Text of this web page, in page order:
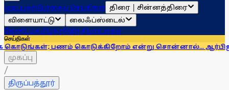
முகப்புதற்போதைய செய்திகள் திரை | சின்னத்திரை
விளையாட்டு
லைஃப்ஸ்டைல்
ஜோதிடம்தமிழ்நாடுஇந்தியாஉலகம்
செய்திகள்
பணம் கொடுக்கிறோம் என்று சொன்னால்... ஆர்பிஐ
முகப்பு
/
திருப்பத்தூர்